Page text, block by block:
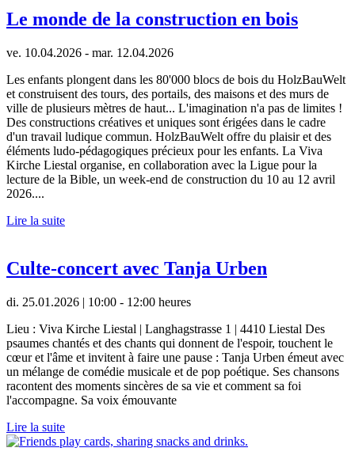
Le monde de la construction en bois
ve. 10.04.2026 - mar. 12.04.2026
Les enfants plongent dans les 80'000 blocs de bois du HolzBauWelt
et construisent des tours, des portails, des maisons et des murs de
ville de plusieurs mètres de haut... L'imagination n'a pas de limites !
Des constructions créatives et uniques sont érigées dans le cadre
d'un travail ludique commun. HolzBauWelt offre du plaisir et des
éléments ludo-pédagogiques précieux pour les enfants. La Viva
Kirche Liestal organise, en collaboration avec la Ligue pour la
lecture de la Bible, un week-end de construction du 10 au 12 avril
2026....
Lire la suite
Culte-concert avec Tanja Urben
di. 25.01.2026 | 10:00 - 12:00 heures
Lieu : Viva Kirche Liestal | Langhagstrasse 1 | 4410 Liestal Des
psaumes chantés et des chants qui donnent de l'espoir, touchent le
cœur et l'âme et invitent à faire une pause : Tanja Urben émeut avec
un mélange de comédie musicale et de pop poétique. Ses chansons
racontent des moments sincères de sa vie et comment sa foi
l'accompagne. Sa voix émouvante
Lire la suite